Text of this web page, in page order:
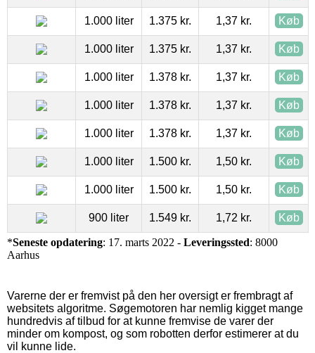
1.000 liter 1.375 kr. 1,37 kr. Køb
1.000 liter 1.375 kr. 1,37 kr. Køb
1.000 liter 1.378 kr. 1,37 kr. Køb
1.000 liter 1.378 kr. 1,37 kr. Køb
1.000 liter 1.378 kr. 1,37 kr. Køb
1.000 liter 1.500 kr. 1,50 kr. Køb
1.000 liter 1.500 kr. 1,50 kr. Køb
900 liter 1.549 kr. 1,72 kr. Køb
*Seneste opdatering: 17. marts 2022 - Leveringssted: 8000
Aarhus
Varerne der er fremvist på den her oversigt er frembragt af
websitets algoritme. Søgemotoren har nemlig kigget mange
hundredvis af tilbud for at kunne fremvise de varer der
minder om kompost, og som robotten derfor estimerer at du
vil kunne lide.